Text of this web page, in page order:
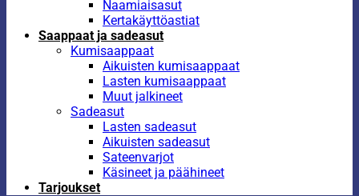
Naamiaisasut
Kertakäyttöastiat
Saappaat ja sadeasut
Kumisaappaat
Aikuisten kumisaappaat
Lasten kumisaappaat
Muut jalkineet
Sadeasut
Lasten sadeasut
Aikuisten sadeasut
Sateenvarjot
Käsineet ja päähineet
Tarjoukset